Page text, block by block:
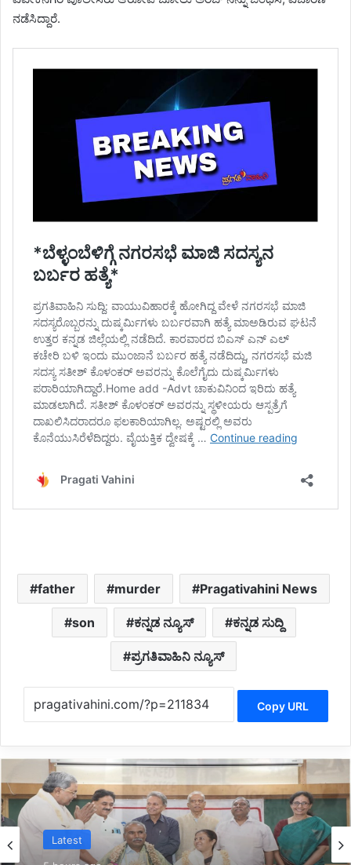
ನಡೆಸಿದ್ದಾರೆ.
father murder Pragativahini News
son ಕನ್ನಡ ನ್ಯೂಸ್ ಕನ್ನಡ ಸುದ್ದಿ
ಪ್ರಗತಿವಾಹಿನಿ ನ್ಯೂಸ್
Copy URL
Latest
6 hours ago